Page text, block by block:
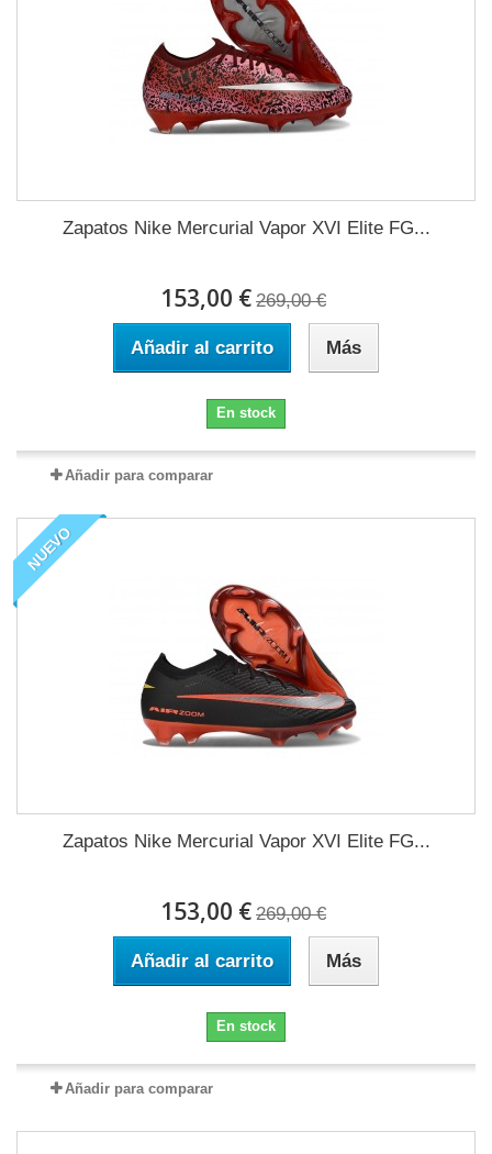
Zapatos Nike Mercurial Vapor XVI Elite FG...
153,00 € 269,00 €
Añadir al carrito Más
En stock
Añadir para comparar
NUEVO
Zapatos Nike Mercurial Vapor XVI Elite FG...
153,00 € 269,00 €
Añadir al carrito Más
En stock
Añadir para comparar